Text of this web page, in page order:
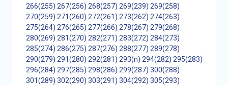
266(255) 267(256) 268(257) 269(239) 269(258)
270(259) 271(260) 272(261) 273(262) 274(263)
275(264) 276(265) 277(266) 278(267) 279(268)
280(269) 281(270) 282(271) 283(272) 284(273)
285(274) 286(275) 287(276) 288(277) 289(278)
290(279) 291(280) 292(281) 293(n) 294(282) 295(283)
296(284) 297(285) 298(286) 299(287) 300(288)
301(289) 302(290) 303(291) 304(292) 305(293)